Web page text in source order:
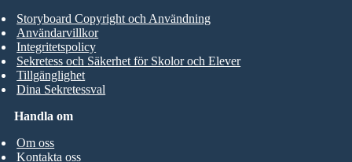
Handla om
Om oss
Kontakta oss
Storyboard Copyright och Användning
Användarvillkor
Integritetspolicy
Sekretess och Säkerhet för Skolor och Elever
Tillgänglighet
Dina Sekretessval